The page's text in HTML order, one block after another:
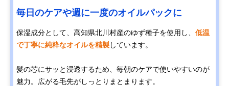
毎日のケアや週に一度のオイルパックに
保湿成分として、高知県北川村産のゆず種子を使用し、 低温
で丁寧に純粋なオイルを精製しています。
髪の芯にサッと浸透するため、毎朝のケアで使いやすいのが
魅力。広がる毛先がしっとりまとまります。